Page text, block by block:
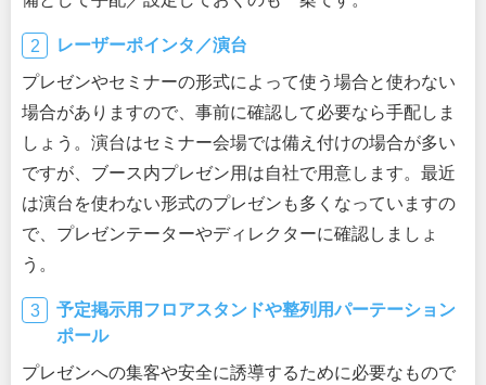
レーザーポインタ／演台
プレゼンやセミナーの形式によって使う場合と使わない
場合がありますので、事前に確認して必要なら手配しま
しょう。演台はセミナー会場では備え付けの場合が多い
ですが、ブース内プレゼン用は自社で用意します。最近
は演台を使わない形式のプレゼンも多くなっていますの
で、プレゼンテーターやディレクターに確認しましょ
う。
予定掲示用フロアスタンドや整列用パーテーション
ポール
プレゼンへの集客や安全に誘導するために必要なもので